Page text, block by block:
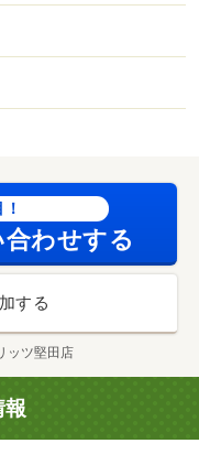
グストア）まで２０
８００ｍ／堅田保育
／堅田小学校（小学
わせする
する
ッツ堅田店
報